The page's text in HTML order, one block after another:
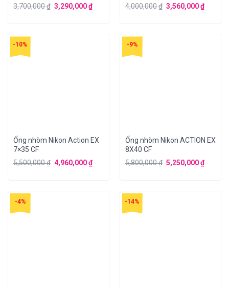
3,700,000₫ 3,290,000₫
4,000,000₫ 3,560,000₫
-10%
Ống nhòm Nikon Action EX
7×35 CF
5,500,000₫ 4,960,000₫
-9%
Ống nhòm Nikon ACTION EX
8X40 CF
5,800,000₫ 5,250,000₫
-4% -14%